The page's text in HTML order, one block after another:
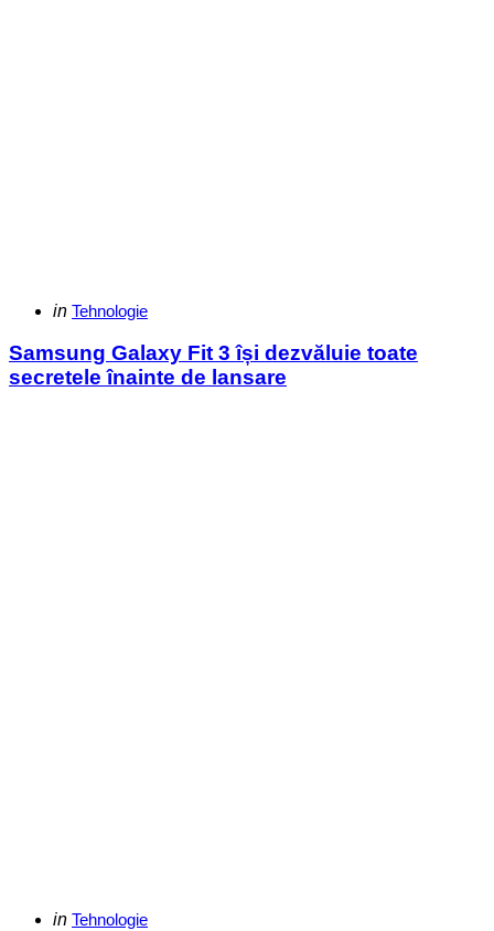
Categories
Posted
in Tehnologie
Samsung Galaxy Fit 3 își dezvăluie toate
secretele înainte de lansare
Categories
Posted
in Tehnologie